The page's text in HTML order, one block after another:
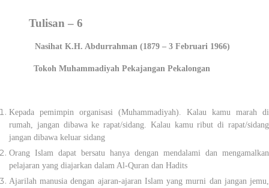
Tulisan – 6
Nasihat K.H. Abdurrahman (1879 – 3 Februari 1966)
Tokoh Muhammadiyah Pekajangan Pekalongan
Kepada pemimpin organisasi (Muhammadiyah). Kalau kamu marah di
rumah, jangan dibawa ke rapat/sidang. Kalau kamu ribut di rapat/sidang
jangan dibawa keluar sidang
Orang Islam dapat bersatu hanya dengan mendalami dan mengamalkan
pelajaran yang diajarkan dalam Al-Quran dan Hadits
Ajarilah manusia dengan ajaran-ajaran Islam yang murni dan jangan jemu,